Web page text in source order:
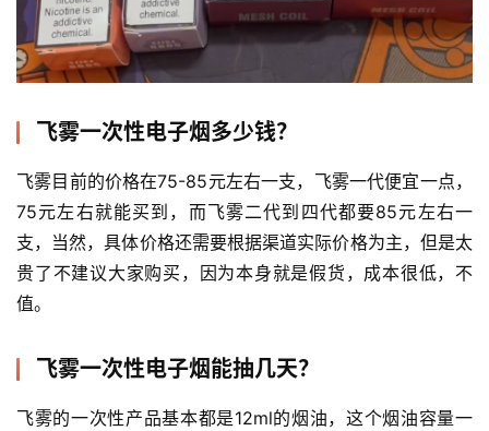
飞雾一次性电子烟多少钱？
飞雾目前的价格在75-85元左右一支，飞雾一代便宜一点，
75元左右就能买到，而飞雾二代到四代都要85元左右一
支，当然，具体价格还需要根据渠道实际价格为主，但是太
贵了不建议大家购买，因为本身就是假货，成本很低，不
值。
飞雾一次性电子烟能抽几天？
飞雾的一次性产品基本都是12ml的烟油，这个烟油容量一